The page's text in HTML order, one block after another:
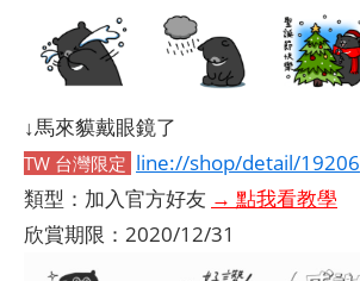
↓馬來貘戴眼鏡了
TW 台灣限定 line://shop/detail/19206
類型：加入官方好友 → 點我看教學
欣賞期限：2020/12/31